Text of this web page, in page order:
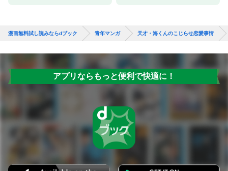
漫画無料試し読みならdブック 青年マンガ 天才・海くんのこじらせ恋愛事情
アプリならもっと便利で快適に！